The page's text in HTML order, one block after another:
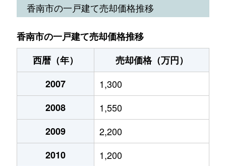
香南市の一戸建て売却価格推移
香南市の一戸建て売却価格推移
西暦（年）
売却価格（万円）
2007
1,300
2008
1,550
2009
2,200
2010
1,200